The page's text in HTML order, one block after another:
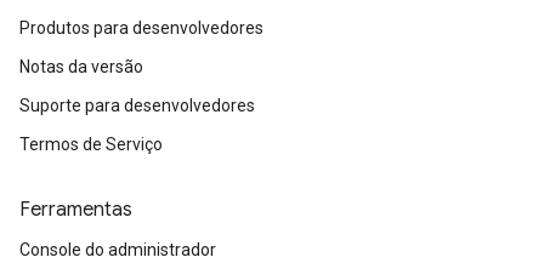
Produtos para desenvolvedores
Notas da versão
Suporte para desenvolvedores
Termos de Serviço
Ferramentas
Console do administrador